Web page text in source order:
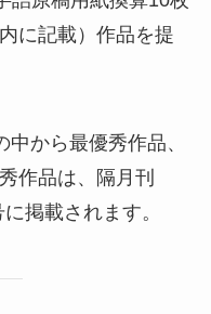
に記載）作品を提
から最優秀作品、
作品は、隔月刊
掲載されます。